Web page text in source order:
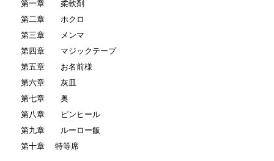
第一章 柔軟剤
第二章 ホクロ
第三章 メンマ
第四章 マジックテープ
第五章 お名前様
第六章 灰皿
第七章 奥
第八章 ピンヒール
第九章 ルーロー飯
第十章 特等席